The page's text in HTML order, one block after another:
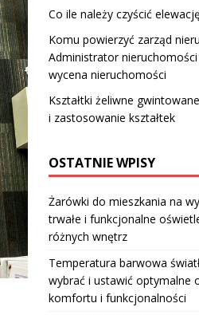
Co ile należy czyścić
Komu powierzyć zarząd
Administrator
wycena nieruchomości
Kształtki żeliwne
i zastosowanie kształtek
OSTATNIE WPISY
Żarówki do mieszkania na
trwałe i funkcjonalne
różnych wnętrz
Temperatura barwowa
wybrać i ustawić optymalne
komfortu i funkcjonalności